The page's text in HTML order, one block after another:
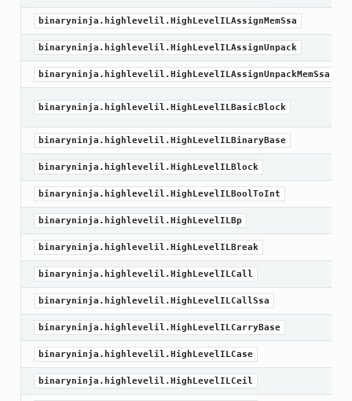
binaryninja.highlevelil.HighLevelILAssignMemSsa
binaryninja.highlevelil.HighLevelILAssignUnpack
binaryninja.highlevelil.HighLevelILAssignUnpackMemSsa
binaryninja.highlevelil.HighLevelILBasicBlock
binaryninja.highlevelil.HighLevelILBinaryBase
binaryninja.highlevelil.HighLevelILBlock
binaryninja.highlevelil.HighLevelILBoolToInt
binaryninja.highlevelil.HighLevelILBp
binaryninja.highlevelil.HighLevelILBreak
binaryninja.highlevelil.HighLevelILCall
binaryninja.highlevelil.HighLevelILCallSsa
binaryninja.highlevelil.HighLevelILCarryBase
binaryninja.highlevelil.HighLevelILCase
binaryninja.highlevelil.HighLevelILCeil